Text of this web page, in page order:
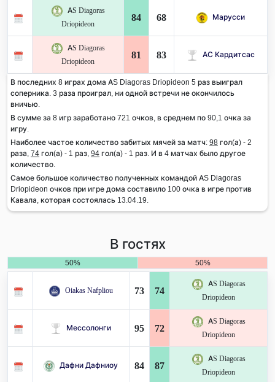
AS Diagoras
Driopideon
84 68 Марусси
AS Diagoras
Driopideon
81 83 АС Кардитсас
В последних 8 играх дома AS Diagoras Driopideon 5 раз выиграл
соперника. 3 раза проиграл, ни одной встречи не окончилось
вничью.
В сумме за 8 игр заработано 721 очков, в среднем по 90,1 очка за
игру.
Наиболее частое количество забитых мячей за матч: 98 гол(а) - 2
раза, 74 гол(а) - 1 раз, 94 гол(а) - 1 раз. И в 4 матчах было другое
количество.
Самое большое количество полученных командой AS Diagoras
Driopideon очков при игре дома составило 100 очка в игре против
Кавала, которая состоялась 13.04.19.
В гостях
50% 50%
Oiakas Nafpliou 73 74
AS Diagoras
Driopideon
Мессолонги 95 72
AS Diagoras
Driopideon
Дафни Дафниоу 84 87
AS Diagoras
Driopideon